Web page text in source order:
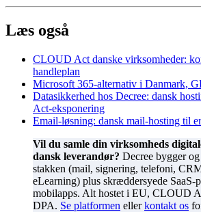
Læs også
CLOUD Act danske virksomheder:
handleplan
Microsoft 365-alternativ i Danmark,
Datasikkerhed hos Decree: dansk
Act-eksponering
Email-løsning: dansk mail-hosting til
Vil du samle din virksomheds
dansk leverandør? Decree bygger
stakken (mail, signering, telefoni,
eLearning) plus skræddersyede SaaS-
mobilapps. Alt hostet i EU, CLOUD
DPA. Se platformen ellerkontakt os